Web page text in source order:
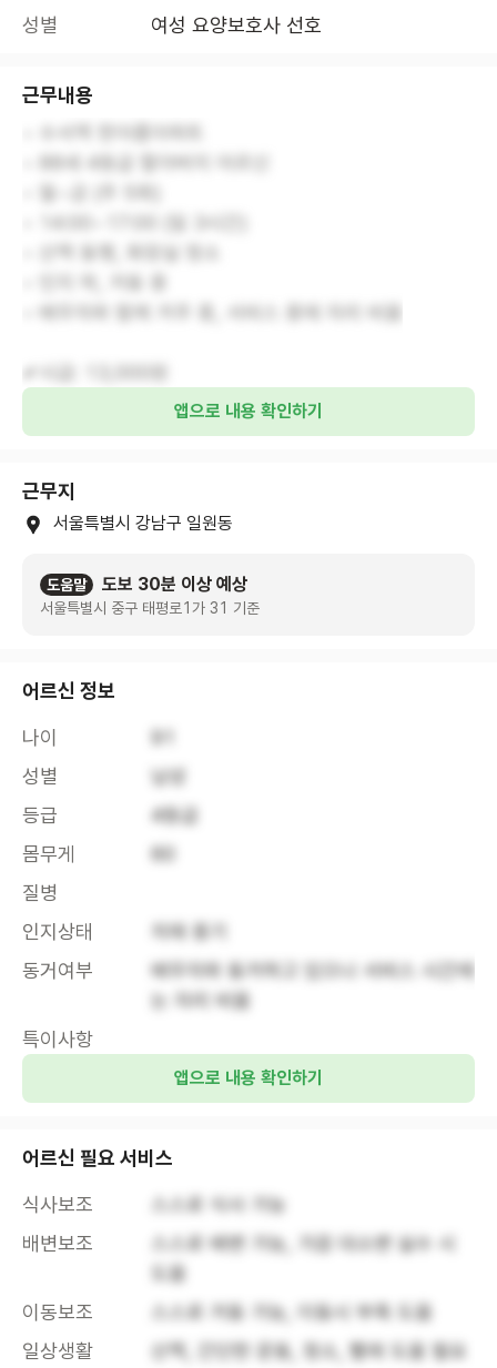
성별
여성 요양보호사 선호
근무내용
앱으로 내용 확인하기
근무지
서울특별시 강남구 일원동
도움말 도보 30분 이상 예상
서울특별시 중구 태평로1가 31 기준
어르신 정보
나이
성별
남성
등급
4등급
몸무게
60
질병
인지상태
치매 중기
동거여부
배우자와 동거하고 있으나 서비스 시간에
는 자리 비움
특이사항
앱으로 내용 확인하기
어르신 필요 서비스
식사보조
스스로 식사 가능
배변보조
스스로 배변 가능, 가끔 대소변 실수 시
도움
이동보조
스스로 거동 가능, 이동시 부축 도움
일상생활
산책, 간단한 운동, 청소, 빨래 도움 필요